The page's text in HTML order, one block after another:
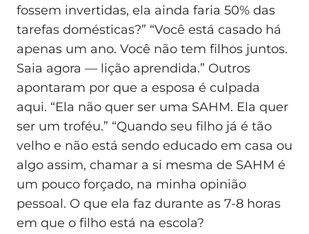
fossem invertidas, ela ainda faria 50% das
tarefas domésticas?” “Você está casado há
apenas um ano. Você não tem filhos juntos.
Saia agora — lição aprendida.” Outros
apontaram por que a esposa é culpada
aqui. “Ela não quer ser uma SAHM. Ela quer
ser um troféu.” “Quando seu filho já é tão
velho e não está sendo educado em casa ou
algo assim, chamar a si mesma de SAHM é
um pouco forçado, na minha opinião
pessoal. O que ela faz durante as 7-8 horas
em que o filho está na escola?